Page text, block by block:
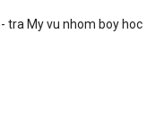
tra My vu nhom boy hoc